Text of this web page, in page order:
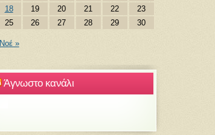
18 19 20 21 22
23
25 26 27 28 29 30
Νοέ »
Άγνωστο κανάλι